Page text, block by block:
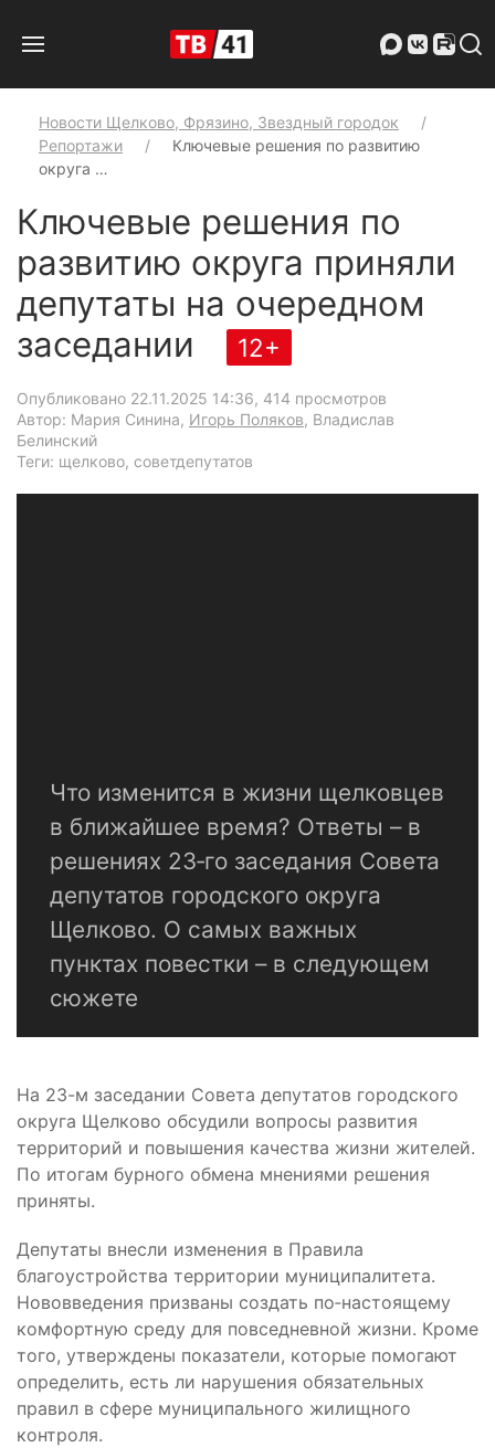
Новости Щелково, Фрязино, Звездный городок
Репортажи
Ключевые решения по развитию
округа …
Ключевые решения по
развитию округа приняли
депутаты на очередном
заседании
12+
Опубликовано 22.11.2025 14:36, 414 просмотров
Автор: Мария Синина, Игорь Поляков, Владислав
Белинский
Теги: щелково, советдепутатов
Что изменится в жизни щелковцев
в ближайшее время? Ответы – в
решениях 23‑го заседания Совета
депутатов городского округа
Щелково. О самых важных
пунктах повестки – в следующем
сюжете
На 23-м заседании Совета депутатов городского
округа Щелково обсудили вопросы развития
территорий и повышения качества жизни жителей.
По итогам бурного обмена мнениями решения
приняты.
Депутаты внесли изменения в Правила
благоустройства территории муниципалитета.
Нововведения призваны создать по‑настоящему
комфортную среду для повседневной жизни. Кроме
того, утверждены показатели, которые помогают
определить, есть ли нарушения обязательных
правил в сфере муниципального жилищного
контроля.